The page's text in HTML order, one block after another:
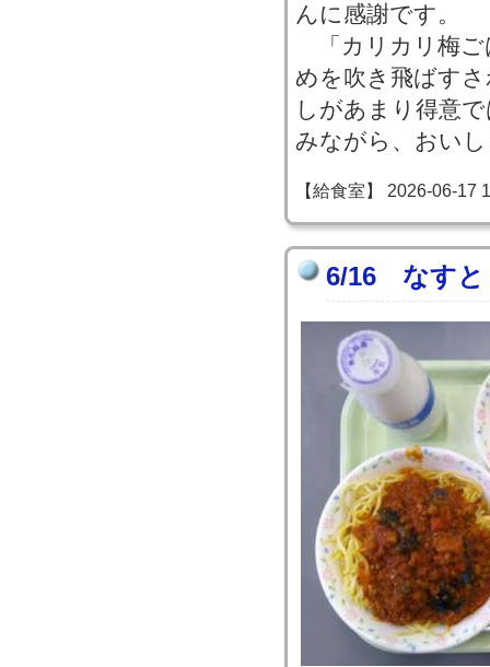
んに感謝です。
「カリカリ梅ご
めを吹き飛ばす
しがあまり得意
みながら、おい
【給食室】 2026-06-17
6/16 なすと